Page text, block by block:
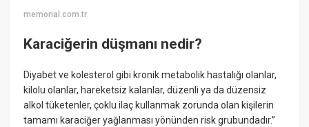
memorial.com.tr
Karaciğerin düşmanı nedir?
Diyabet ve kolesterol gibi kronik metabolik hastalığı olanlar,
kilolu olanlar, hareketsiz kalanlar, düzenli ya da düzensiz
alkol tüketenler, çoklu ilaç kullanmak zorunda olan kişilerin
tamamı karaciğer yağlanması yönünden risk grubundadır.”